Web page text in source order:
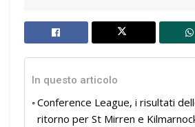
In questo articolo
Conference League, i risultati
ritorno per St Mirren e